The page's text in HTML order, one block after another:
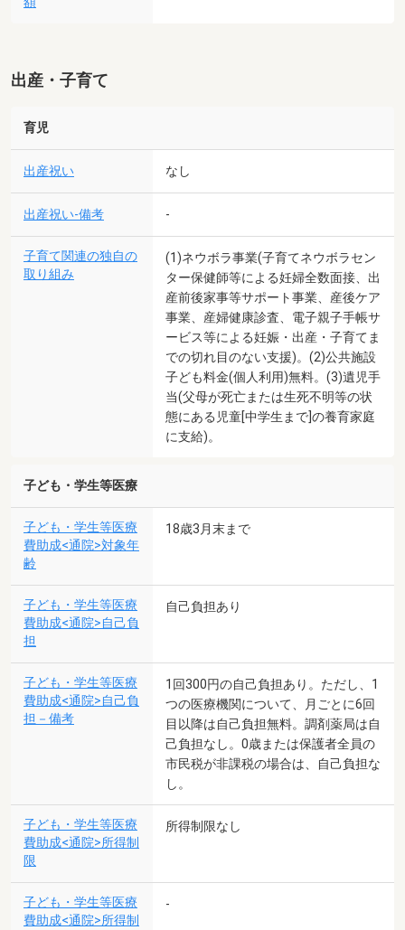
出産・子育て
育児
出産祝い なし
出産祝い-備考 -
子育て関連の独自の
取り組み
(1)ネウボラ事業(子育てネウボラセン
ター保健師等による妊婦全数面接、出
産前後家事等サポート事業、産後ケア
事業、産婦健康診査、電子親子手帳サ
ービス等による妊娠・出産・子育てま
での切れ目のない支援)。(2)公共施設
子ども料金(個人利用)無料。(3)遺児手
当(父母が死亡または生死不明等の状
態にある児童[中学生まで]の養育家庭
に支給)。
子ども・学生等医療
子ども・学生等医療
費助成<通院>対象年
齢
18歳3月末まで
子ども・学生等医療
費助成<通院>自己負
担
自己負担あり
子ども・学生等医療
費助成<通院>自己負
担－備考
1回300円の自己負担あり。ただし、1
つの医療機関について、月ごとに6回
目以降は自己負担無料。調剤薬局は自
己負担なし。0歳または保護者全員の
市民税が非課税の場合は、自己負担な
し。
子ども・学生等医療
費助成<通院>所得制
限
所得制限なし
子ども・学生等医療
費助成<通院>所得制
-